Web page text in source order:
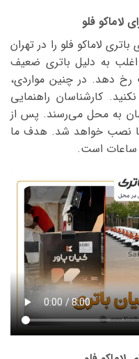
لاماکو فلو
لاماکو فلو را در تهران
به دلیل باتری ضعیف
دهد. در چنین مواردی،
را فراموش نکنید. کارشناسان راهنمایی
به محل می‌رسند. پس از
نصب خواهد شد. هدف ما
ساعات است.